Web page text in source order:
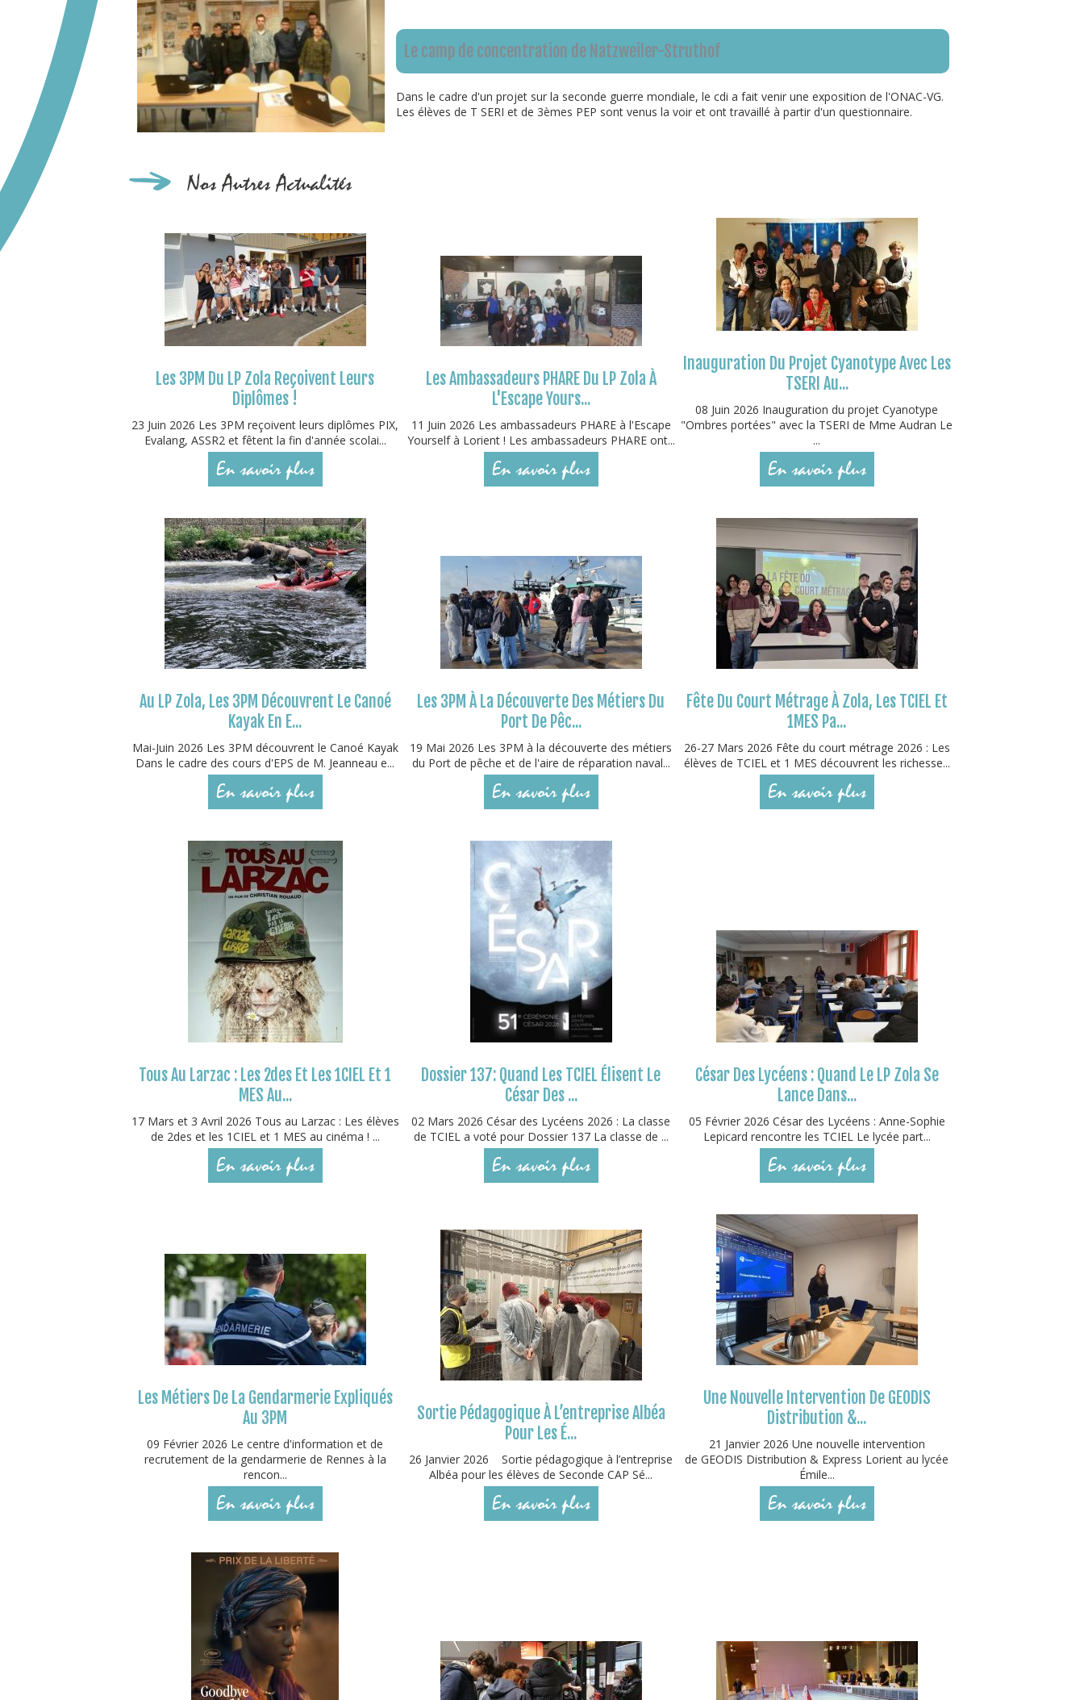
Le camp de concentration de Natzweiler-Struthof
Dans le cadre d'un projet sur la seconde guerre mondiale, le cdi a fait venir une exposition de l'ONAC-VG.
Les élèves de T SERI et de 3èmes PEP sont venus la voir et ont travaillé à partir d'un questionnaire.
Nos Autres Actualités
Les 3PM Du LP Zola Reçoivent Leurs
Diplômes !
23 Juin 2026 Les 3PM reçoivent leurs diplômes PIX,
Evalang, ASSR2 et fêtent la fin d'année scolai...
En savoir plus
Les Ambassadeurs PHARE Du LP Zola À
L'Escape Yours...
11 Juin 2026 Les ambassadeurs PHARE à l'Escape
Yourself à Lorient ! Les ambassadeurs PHARE ont...
En savoir plus
Inauguration Du Projet Cyanotype Avec Les
TSERI Au...
08 Juin 2026 Inauguration du projet Cyanotype
"Ombres portées" avec la TSERI de Mme Audran Le
...
En savoir plus
Au LP Zola, Les 3PM Découvrent Le Canoé
Kayak En E...
Mai-Juin 2026 Les 3PM découvrent le Canoé Kayak
Dans le cadre des cours d'EPS de M. Jeanneau e...
En savoir plus
Les 3PM À La Découverte Des Métiers Du
Port De Pêc...
19 Mai 2026 Les 3PM à la découverte des métiers
du Port de pêche et de l'aire de réparation naval...
En savoir plus
Fête Du Court Métrage À Zola, Les TCIEL Et
1MES Pa...
26-27 Mars 2026 Fête du court métrage 2026 : Les
élèves de TCIEL et 1 MES découvrent les richesse...
En savoir plus
Tous Au Larzac : Les 2des Et Les 1CIEL Et 1
MES Au...
17 Mars et 3 Avril 2026 Tous au Larzac : Les élèves
de 2des et les 1CIEL et 1 MES au cinéma ! ...
En savoir plus
Dossier 137: Quand Les TCIEL Élisent Le
César Des ...
02 Mars 2026 César des Lycéens 2026 : La classe
de TCIEL a voté pour Dossier 137 La classe de ...
En savoir plus
César Des Lycéens : Quand Le LP Zola Se
Lance Dans...
05 Février 2026 César des Lycéens : Anne-Sophie
Lepicard rencontre les TCIEL Le lycée part...
En savoir plus
Les Métiers De La Gendarmerie Expliqués
Au 3PM
09 Février 2026 Le centre d'information et de
recrutement de la gendarmerie de Rennes à la
rencon...
En savoir plus
Sortie Pédagogique À L’entreprise Albéa
Pour Les É...
26 Janvier 2026 Sortie pédagogique à l’entreprise
Albéa pour les élèves de Seconde CAP Sé...
En savoir plus
Une Nouvelle Intervention De GEODIS
Distribution &...
21 Janvier 2026 Une nouvelle intervention
de GEODIS Distribution & Express Lorient au lycée
Émile...
En savoir plus